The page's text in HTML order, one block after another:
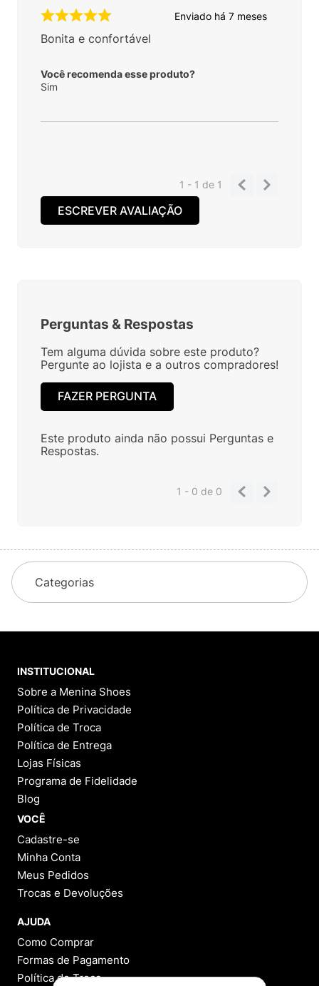
Enviado há 7 meses
Bonita e confortável
Você recomenda esse produto?
Sim
1 - 1de 1
ESCREVER AVALIAÇÃO
Perguntas & Respostas
Tem alguma dúvida sobre este produto?
Pergunte ao lojista e a outros compradores!
FAZER PERGUNTA
Este produto ainda não possui Perguntas e
Respostas.
1 - 0de 0
Categorias
INSTITUCIONAL
Sobre a Menina Shoes
Política de Privacidade
Política de Troca
Política de Entrega
Lojas Físicas
Programa de Fidelidade
Blog
VOCÊ
Cadastre-se
Minha Conta
Meus Pedidos
Trocas e Devoluções
AJUDA
Como Comprar
Formas de Pagamento
Política de Troca